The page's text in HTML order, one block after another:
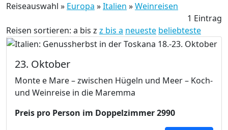
Reiseauswahl » Europa »Italien »Weinreisen
1 Eintrag
Reisen sortieren: a bis z z bis a neueste beliebteste
23. Oktober
Monte e Mare – zwischen Hügeln und Meer – Koch-
und Weinreise in die Maremma
Preis pro Person im Doppelzimmer 2990